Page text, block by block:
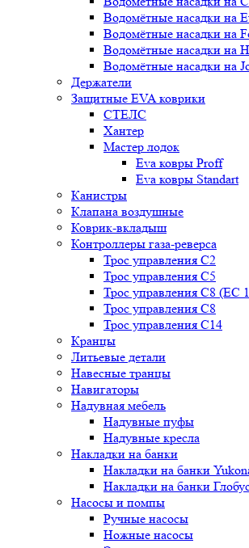
Водомётные насадки на
Водомётные насадки на
Водомётные насадки на
Водомётные насадки на
Держатели
Защитные EVA коврики
СТЕЛС
Хантер
Мастер лодок
Eva ковры Proff
Eva ковры Standart
Канистры
Клапана воздушные
Коврик-вкладыш
Контроллеры газа-реверса
Трос управления C2
Трос управления C5
Трос управления C8 (ЕС
Трос управления C8
Трос управления C14
Кранцы
Литьевые детали
Навесные транцы
Навигаторы
Надувная мебель
Надувные пуфы
Надувные кресла
Накладки на банки
Накладки на банки
Накладки на банки
Насосы и помпы
Ручные насосы
Ножные насосы